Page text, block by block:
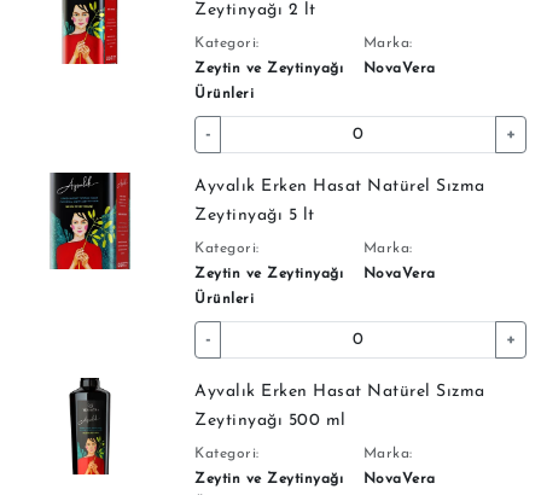
Zeytinyağı 2 lt
Kategori:
Zeytin ve Zeytinyağı
Ürünleri
Marka:
NovaVera
- +
Ayvalık Erken Hasat Natürel Sızma
Zeytinyağı 5 lt
Kategori:
Zeytin ve Zeytinyağı
Ürünleri
Marka:
NovaVera
- +
Ayvalık Erken Hasat Natürel Sızma
Zeytinyağı 500 ml
Kategori:
Zeytin ve Zeytinyağı
Marka:
NovaVera